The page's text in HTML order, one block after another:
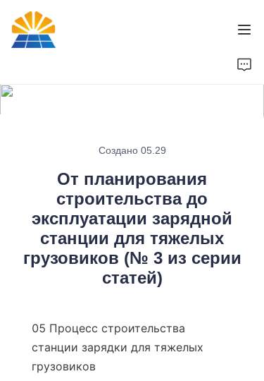
Создано 05.29
От планирования
строительства до
эксплуатации зарядной
станции для тяжелых
грузовиков (№ 3 из серии
статей)
05 Процесс строительства
станции зарядки для тяжелых
грузовиков
Связаться с нами